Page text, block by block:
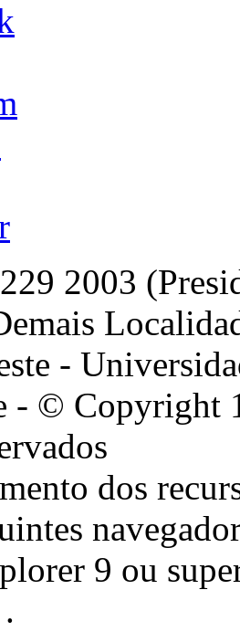
2003
-
- © Copyright
dos
9 ou